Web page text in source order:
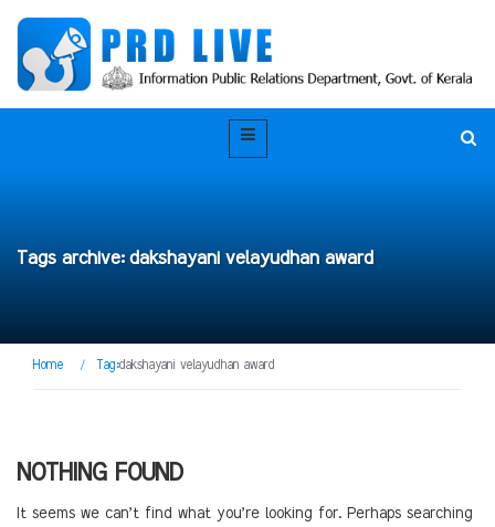
Tags archive: dakshayani velayudhan award
Home / Tag:dakshayani velayudhan award
NOTHING FOUND
It seems we can’t find what you’re looking for. Perhaps searching